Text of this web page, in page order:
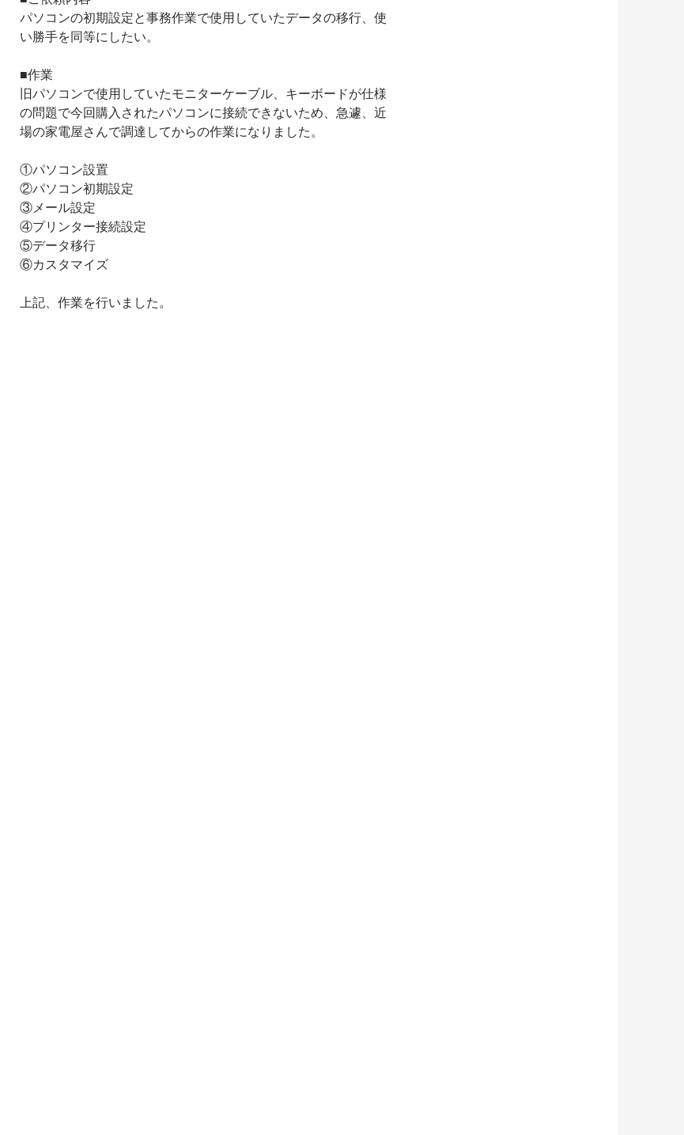
パソコンの初期設定と事務作業で使用していたデータの移行、使
い勝手を同等にしたい。
■作業
旧パソコンで使用していたモニターケーブル、キーボードが仕様
の問題で今回購入されたパソコンに接続できないため、急遽、近
場の家電屋さんで調達してからの作業になりました。
①パソコン設置
②パソコン初期設定
③メール設定
④プリンター接続設定
⑤データ移行
⑥カスタマイズ
上記、作業を行いました。